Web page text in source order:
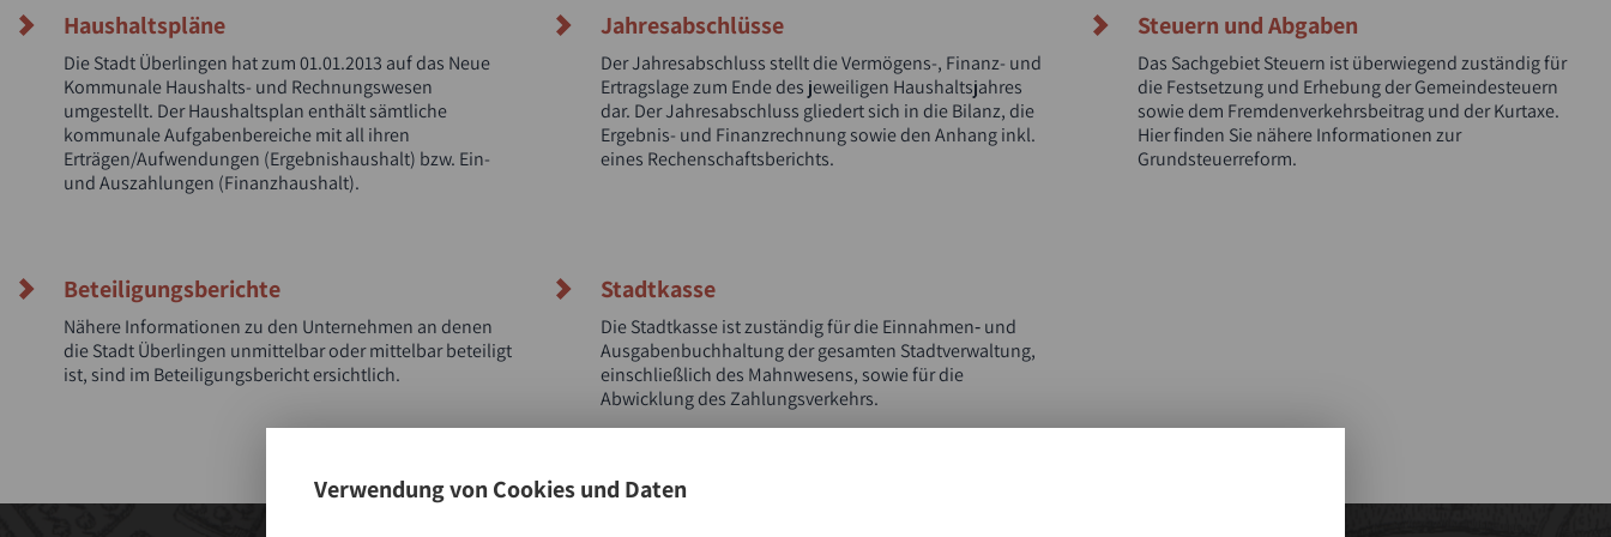
Haushaltspläne
Die Stadt Überlingen hat zum 01.01.2013 auf das Neue
Kommunale Haushalts- und Rechnungswesen
umgestellt. Der Haushaltsplan enthält sämtliche
kommunale Aufgabenbereiche mit all ihren
Erträgen/Aufwendungen (Ergebnishaushalt) bzw. Ein-
und Auszahlungen (Finanzhaushalt).
Jahresabschlüsse
Der Jahresabschluss stellt die Vermögens-, Finanz- und
Ertragslage zum Ende des jeweiligen Haushaltsjahres
dar. Der Jahresabschluss gliedert sich in die Bilanz, die
Ergebnis- und Finanzrechnung sowie den Anhang inkl.
eines Rechenschaftsberichts.
Steuern und Abgaben
Das Sachgebiet Steuern ist überwiegend zuständig für
die Festsetzung und Erhebung der Gemeindesteuern
sowie dem Fremdenverkehrsbeitrag und der Kurtaxe.
Hier finden Sie nähere Informationen zur
Grundsteuerreform.
Beteiligungsberichte
Nähere Informationen zu den Unternehmen an denen
die Stadt Überlingen unmittelbar oder mittelbar beteiligt
ist, sind im Beteiligungsbericht ersichtlich.
Stadtkasse
Die Stadtkasse ist zuständig für die Einnahmen‐ und
Ausgabenbuchhaltung der gesamten Stadtverwaltung,
einschließlich des Mahnwesens, sowie für die
Abwicklung des Zahlungsverkehrs.
Verwendung von Cookies und Daten